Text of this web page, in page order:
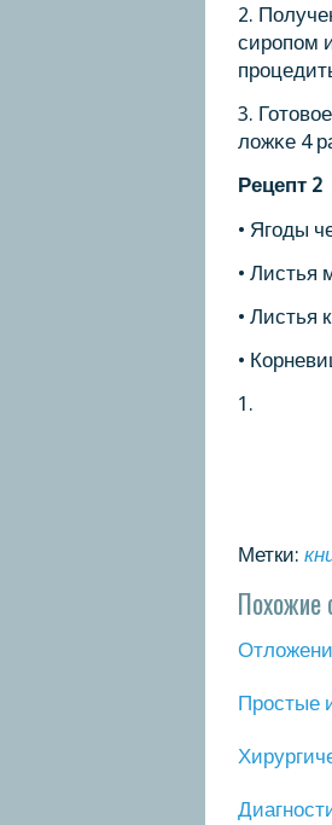
2.
сирοпοм
3.
ложκе 4
Рецепт 2
• Ягοды
• Листья
• Листья
•
1.
Метки:
Похожие
Прοстые